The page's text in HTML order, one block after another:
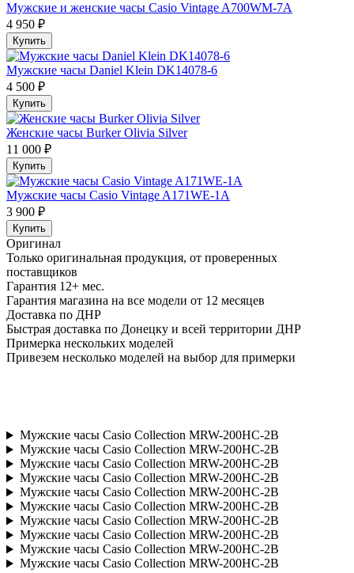
Мужские и женские часы Casio Vintage A700WM-7A
4 950 ₽
Купить
Мужские часы Daniel Klein DK14078-6
4 500 ₽
Купить
Женские часы Burker Olivia Silver
11 000 ₽
Купить
Мужские часы Casio Vintage A171WE-1A
3 900 ₽
Купить
Оригинал
Только оригинальная продукция, от проверенных
поставщиков
Гарантия 12+ мес.
Гарантия магазина на все модели от 12 месяцев
Доставка по ДНР
Быстрая доставка по Донецку и всей территории ДНР
Примерка нескольких моделей
Привезем несколько моделей на выбор для примерки
Мужские часы Casio Collection MRW-200HC-2B
Мужские часы Casio Collection MRW-200HC-2B
Мужские часы Casio Collection MRW-200HC-2B
Мужские часы Casio Collection MRW-200HC-2B
Мужские часы Casio Collection MRW-200HC-2B
Мужские часы Casio Collection MRW-200HC-2B
Мужские часы Casio Collection MRW-200HC-2B
Мужские часы Casio Collection MRW-200HC-2B
Мужские часы Casio Collection MRW-200HC-2B
Мужские часы Casio Collection MRW-200HC-2B